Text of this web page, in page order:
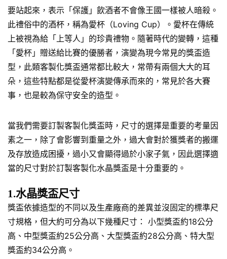
要站起來，表示「保護」飲酒者不會像王國一樣被人暗殺。
此禮俗中的酒杯，稱為愛杯（Loving Cup）。愛杯在傳統
上被視為給「上等人」的珍貴禮物。隨著時代的變轉，這種
「愛杯」贈送給比賽的優勝者，演變為現今常見的獎盃造
型，此類客製化獎盃通常都比較大，常帶有兩個大大的耳
朵，這些特點都是從愛杯演變傳承而來的，常見於各大賽
事，也是較為保守安全的造型。
當我們需要訂製客製化獎盃時，尺寸的選擇是重要的考量因
素之一，除了會影響到重量之外，過大會對於獲獎者的搬運
及存放造成困擾，過小又會顯得過於小家子氣，因此選擇適
當的尺寸對於訂製客製化水晶獎盃是十分重要的。
1.水晶獎盃尺寸
獎盃依據造型的不同以及生產廠商的差異並沒固定的標準尺
寸規格，但大約可分為以下幾種尺寸： 小型獎盃約18公分
高、中型獎盃約25公分高、大型獎盃約28公分高、特大型
獎盃約34公分高。